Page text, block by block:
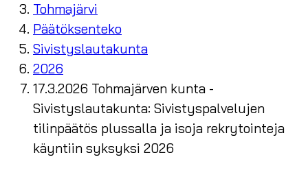
Tohmajärvi
Päätöksenteko
Sivistyslautakunta
2026
17.3.2026 Tohmajärven kunta -
Sivistyslautakunta: Sivistyspalvelujen
tilinpäätös plussalla ja isoja rekrytointeja
käyntiin syksyksi 2026